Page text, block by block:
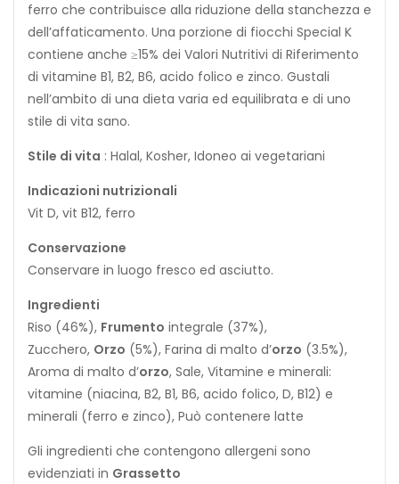
ferro che contribuisce alla riduzione della stanchezza e
dell’affaticamento. Una porzione di fiocchi Special K
contiene anche ≥15% dei Valori Nutritivi di Riferimento
di vitamine B1, B2, B6, acido folico e zinco. Gustali
nell’ambito di una dieta varia ed equilibrata e di uno
stile di vita sano.
Stile di vita : Halal, Kosher, Idoneo ai vegetariani
Indicazioni nutrizionali
Vit D, vit B12, ferro
Conservazione
Conservare in luogo fresco ed asciutto.
Ingredienti
Riso (46%), Frumento integrale (37%),
Zucchero, Orzo (5%), Farina di malto d’orzo (3.5%),
Aroma di malto d’orzo, Sale, Vitamine e minerali:
vitamine (niacina, B2, B1, B6, acido folico, D, B12) e
minerali (ferro e zinco), Può contenere latte
Gli ingredienti che contengono allergeni sono
evidenziati in Grassetto